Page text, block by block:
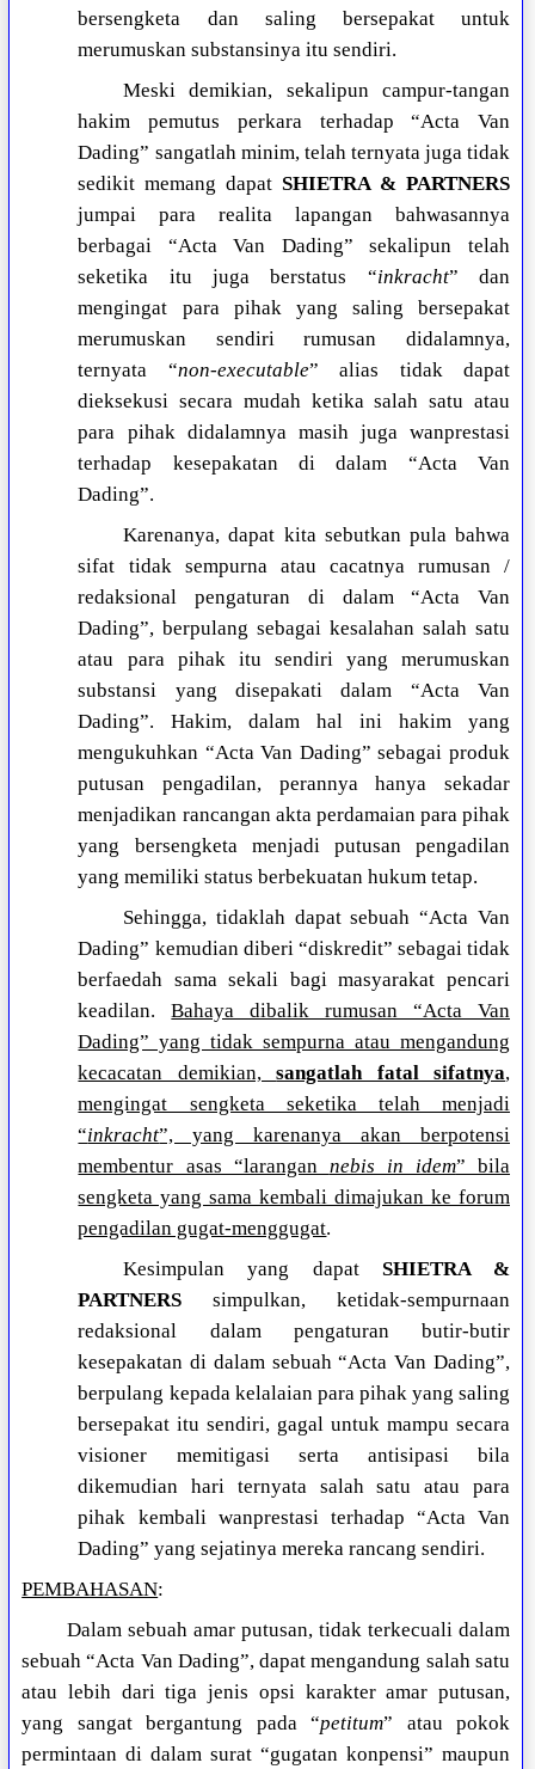
bersengketa dan saling bersepakat untuk
merumuskan substansinya itu sendiri.
Meski demikian, sekalipun campur-tangan
hakim pemutus perkara terhadap “Acta Van
Dading” sangatlah minim, telah ternyata juga tidak
sedikit memang dapatSHIETRA & PARTNERS
jumpai para realita lapangan bahwasannya
berbagai “Acta Van Dading” sekalipun telah
seketika itu juga berstatus “inkracht” dan
mengingat para pihak yang saling bersepakat
merumuskan sendiri rumusan didalamnya,
ternyata “non-executable” alias tidak dapat
dieksekusi secara mudah ketika salah satu atau
para pihak didalamnya masih juga wanprestasi
terhadap kesepakatan di dalam “Acta Van
Dading”.
Karenanya, dapat kita sebutkan pula bahwa
sifat tidak sempurna atau cacatnya rumusan /
redaksional pengaturan di dalam “Acta Van
Dading”, berpulang sebagai kesalahan salah satu
atau para pihak itu sendiri yang merumuskan
substansi yang disepakati dalam “Acta Van
Dading”. Hakim, dalam hal ini hakim yang
mengukuhkan “Acta Van Dading” sebagai produk
putusan pengadilan, perannya hanya sekadar
menjadikan rancangan akta perdamaian para pihak
yang bersengketa menjadi putusan pengadilan
yang memiliki status berbekuatan hukum tetap.
Sehingga, tidaklah dapat sebuah “Acta Van
Dading” kemudian diberi “diskredit” sebagai tidak
berfaedah sama sekali bagi masyarakat pencari
keadilan.Bahaya dibalik rumusan “Acta Van
Dading” yang tidak sempurna atau mengandung
kecacatan demikian,sangatlah fatal sifatnya,
mengingat sengketa seketika telah menjadi
“inkracht”, yang karenanya akan berpotensi
membentur asas “larangan nebis in idem” bila
sengketa yang sama kembali dimajukan ke forum
pengadilan gugat-menggugat.
Kesimpulan yang dapat SHIETRA &
PARTNERS simpulkan, ketidak-sempurnaan
redaksional dalam pengaturan butir-butir
kesepakatan di dalam sebuah “Acta Van Dading”,
berpulang kepada kelalaian para pihak yang saling
bersepakat itu sendiri, gagal untuk mampu secara
visioner memitigasi serta antisipasi bila
dikemudian hari ternyata salah satu atau para
pihak kembali wanprestasi terhadap “Acta Van
Dading” yang sejatinya mereka rancang sendiri.
PEMBAHASAN:
Dalam sebuah amar putusan, tidak terkecuali dalam
sebuah “Acta Van Dading”, dapat mengandung salah satu
atau lebih dari tiga jenis opsi karakter amar putusan,
yang sangat bergantung pada “petitum” atau pokok
permintaan di dalam surat “gugatan konpensi” maupun